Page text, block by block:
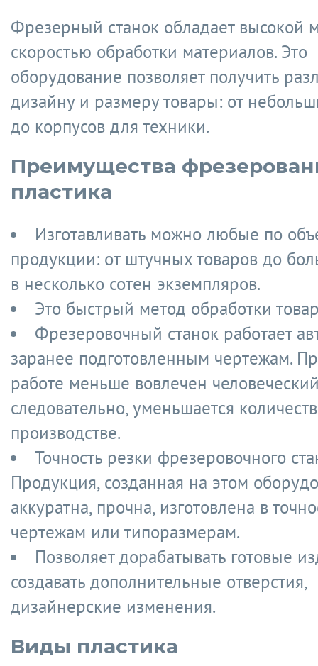
Фрезерный станок обладает высокой
скоростью обработки материалов. Это
оборудование позволяет получить
дизайну и размеру товары: от
до корпусов для техники.
Преимущества
пластика
Изготавливать можно любые по
продукции: от штучных товаров до
в несколько сотен экземпляров.
Это быстрый метод обработки
Фрезеровочный станок работает
заранее подготовленным чертежам.
работе меньше вовлечен
следовательно, уменьшается
производстве.
Точность резки фрезеровочного
Продукция, созданная на этом
аккуратна, прочна, изготовлена в
чертежам или типоразмерам.
Позволяет дорабатывать готовые
создавать дополнительные отверстия,
дизайнерские изменения.
Виды пластика